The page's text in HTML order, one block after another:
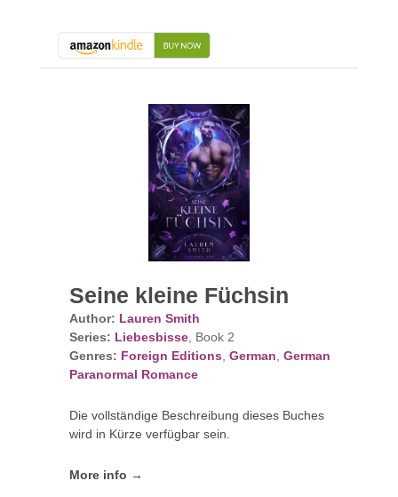
Seine kleine Füchsin
Author: Lauren Smith
Series: Liebesbisse, Book 2
Genres: Foreign Editions German German
Paranormal Romance
Die vollständige Beschreibung dieses Buches
wird in Kürze verfügbar sein.
More info →